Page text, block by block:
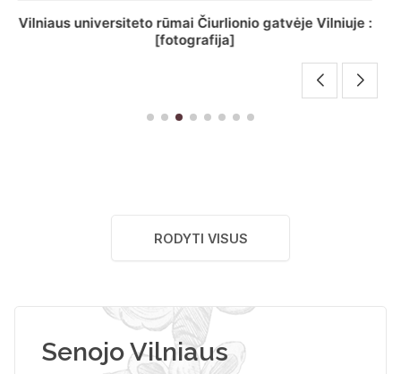
St. Batoro universiteto J. Pilsudskio kolegija :
[fotografija]
RODYTI VISUS
Senojo Vilniaus